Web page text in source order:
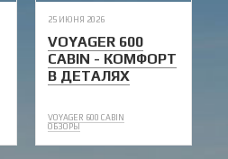
25 ИЮНЯ 2026
VOYAGER 600
CABIN - КОМФОРТ
В ДЕТАЛЯХ
VOYAGER 600 CABIN
ОБЗОРЫ